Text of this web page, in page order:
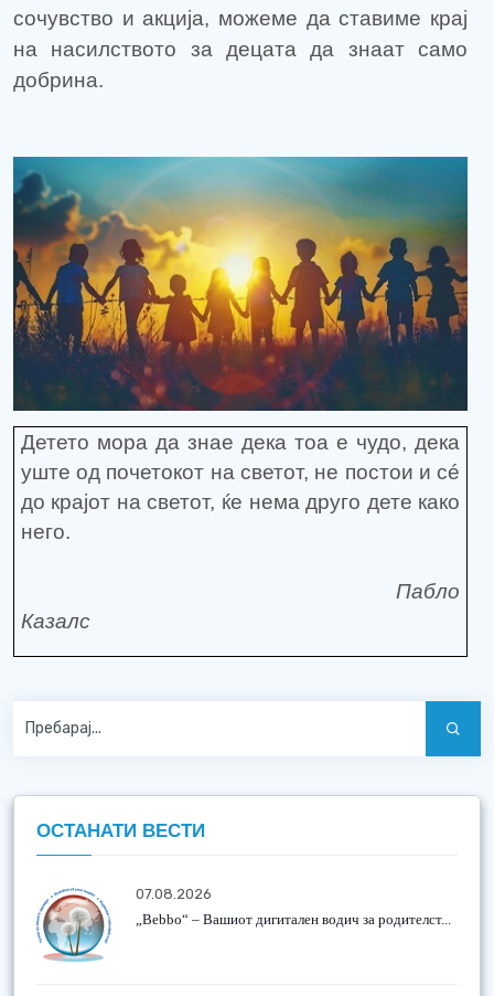
сочувство и акција, можеме да ставиме крај
на насилството за децата да знаат само
добрина.
Детето мора да знае дека тоа е чудо, дека
уште од почетокот на светот, не постои и сé
до крајот на светот, ќе нема друго дете како
него.
Пабло
Казалс
ОСТАНАТИ ВЕСТИ
07.08.2026
„Bebbo“ – Вашиот дигитален водич за родителст...